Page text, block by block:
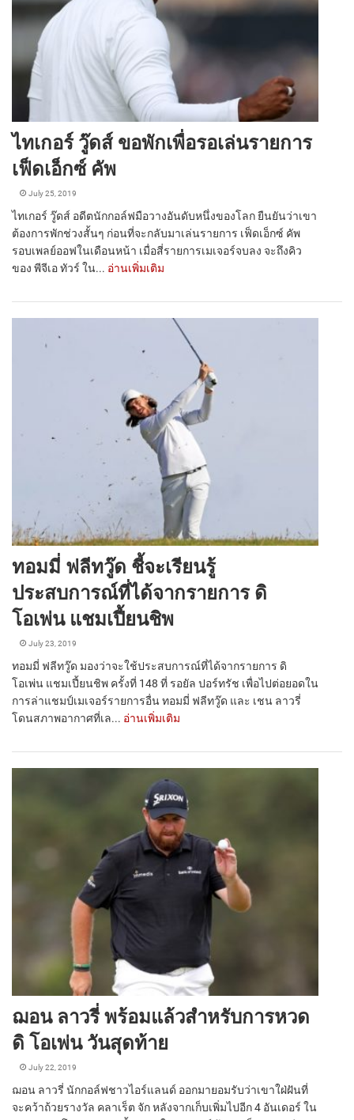
ไทเกอร์ วู๊ดส์ ขอพักเพื่อรอเล่นรายการ
เฟ็ดเอ็กซ์ คัพ
July 25, 2019
ไทเกอร์ วู๊ดส์ อดีตนักกอล์ฟมือวางอันดับหนึ่งของโลก ยืนยันว่าเขา
ต้องการพักช่วงสั้นๆ ก่อนที่จะกลับมาเล่นรายการ เฟ็ดเอ็กซ์ คัพ
รอบเพลย์ออฟในเดือนหน้า เมื่อสี่รายการเมเจอร์จบลง จะถึงคิว
ของ พีจีเอ ทัวร์ ใน... อ่านเพิ่มเติม
ทอมมี่ ฟลีทวู๊ด ชี้จะเรียนรู้
ประสบการณ์ที่ได้จากรายการ ดิ
โอเพ่น แชมเปี้ยนชิพ
July 23, 2019
ทอมมี่ ฟลีทวู๊ด มองว่าจะใช้ประสบการณ์ที่ได้จากรายการ ดิ
โอเพ่น แชมเปี้ยนชิพ ครั้งที่ 148 ที่ รอยัล ปอร์ทรัช เพื่อไปต่อยอดใน
การล่าแชมป์เมเจอร์รายการอื่น ทอมมี่ ฟลีทวู๊ด และ เชน ลาวรี่
โดนสภาพอากาศที่เล... อ่านเพิ่มเติม
ฌอน ลาวรี่ พร้อมแล้วสำหรับการหวด
ดิ โอเพ่น วันสุดท้าย
July 22, 2019
ฌอน ลาวรี่ นักกอล์ฟชาวไอร์แลนด์ ออกมายอมรับว่าเขาใฝ่ฝันที่
จะคว้าถ้วยรางวัล คลาเร็ต จัก หลังจากเก็บเพิ่มไปอีก 4 อันเดอร์ ใน